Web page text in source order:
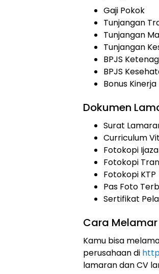
Gaji Pokok
Tunjangan
Tunjangan
Tunjangan
BPJS
BPJS
Bonus Kinerja
Dokumen
Surat
Curriculum
Fotokopi
Fotokopi
Fotokopi KTP
Pas Foto
Sertifikat
Cara Melamar
Kamu bisa
perusahaan di
lamaran dan CV